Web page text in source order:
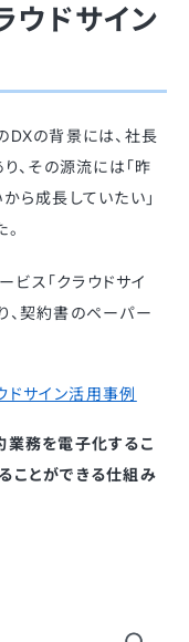
ウドサイン
DXの背景には、社長
、その源流には「昨
ら成長していたい」
ス「クラウドサイ
、契約書のペーパー
ドサイン活用事例
業務を電⼦化するこ
ことができる仕組み